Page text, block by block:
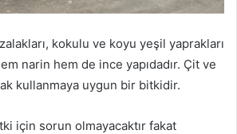
kokulu ve koyu yeşil yaprakları
narin hem de ince yapıdadır. Çit ve
kullanmaya uygun bir bitkidir.
için sorun olmayacaktır fakat